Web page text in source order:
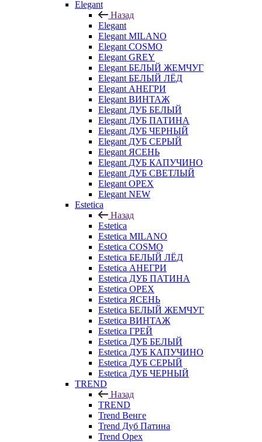
Elegant
Назад
Elegant
Elegant MILANO
Elegant COSMO
Elegant GREY
Elegant БЕЛЫЙ ЖЕМЧУГ
Elegant БЕЛЫЙ ЛЁД
Elegant АНЕГРИ
Elegant ВИНТАЖ
Elegant ДУБ БЕЛЫЙ
Elegant ДУБ ПАТИНА
Elegant ДУБ ЧЕРНЫЙ
Elegant ДУБ СЕРЫЙ
Elegant ЯСЕНЬ
Elegant ДУБ КАПУЧИНО
Elegant ДУБ СВЕТЛЫЙ
Elegant ОРЕХ
Elegant NEW
Estetica
Назад
Estetica
Estetica MILANO
Estetica COSMO
Estetica БЕЛЫЙ ЛЁД
Estetica АНЕГРИ
Estetica ДУБ ПАТИНА
Estetica ОРЕХ
Estetica ЯСЕНЬ
Estetica БЕЛЫЙ ЖЕМЧУГ
Estetica ВИНТАЖ
Estetica ГРЕЙ
Estetica ДУБ БЕЛЫЙ
Estetica ДУБ КАПУЧИНО
Estetica ДУБ СЕРЫЙ
Estetica ДУБ ЧЕРНЫЙ
TREND
Назад
TREND
Trend Венге
Trend Дуб Патина
Trend Орех